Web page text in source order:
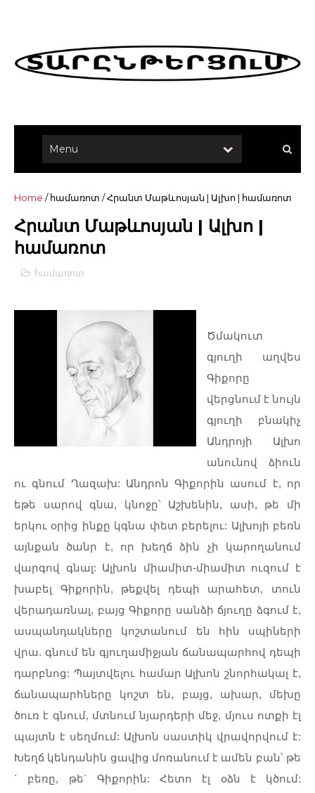
Home / համառոտ /Հրանտ Մաթևոսյան | Ալխո | համառոտ
Հրանտ Մաթևոսյան | Ալխո |
համառոտ
համառոտ
Ծմակուտ
գյուղի
աղվես
Գիքորը
վերցնում է նույն
գյուղի
բնակիչ
Անդրոյի
Ալխո
անունով
ձիուն
ու գնում Ղազախ: Անդրոն Գիքորին ասում է, որ
եթե
սարով գնա, կնոջը՝ Աշխենին, ասի, թե
մի
երկու օրից ինքը կգնա փետ բերելու: Ալխոյի բեռն
այնքան
ծանր է, որ խեղճ ձին չի
կարողանում
վարգով
գնալ: Ալխոն միամիտ-միամիտ ուզում է
խաբել
Գիքորին, թեքվել դեպի արահետ,
տուն
վերադառնալ, բայց Գիքորը սանձի ճյուղը ձգում է,
ասպանդակները
կոշտանում են հին
սպիների
վրա. գնում են գյուղամիջյան ճանապարհով դեպի
դարբնոց: Պայտվելու համար Ալխոն շնորհակալ է,
ճանապարհները
կոշտ են, բայց, ախար,
մեխը
ծուռ է գնում, մտնում նյարդերի մեջ, մյուս ոտքի էլ
պայտն է սեղմում: Ալխոն սաստիկ վրավորվում է:
Խեղճ կենդանին ցավից մոռանում է ամեն բան՝ թե
´
բեռը, թե´ Գիքորին: Հետո էլ օձն է կծում: